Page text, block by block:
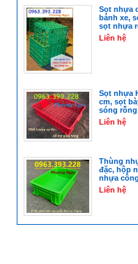
Sọt nhựa
bánh xe,
sọt nhựa
Liên hệ
Sọt nhựa
cm, sọt
sóng rỗng
Liên hệ
Thùng
đặc, hộp
nhựa
Liên hệ